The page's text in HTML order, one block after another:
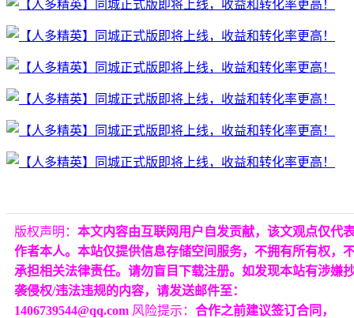
版权声明： 本文内容由互联网用户自发贡献，该文观点仅代
作者本人。本站仅提供信息存储空间服务，不拥有所有权，
承担相关法律责任。请勿盲目下载注册。如发现本站有涉嫌
袭侵权/违法违规的内容，请发送邮件至：
1406739544@qq.com 风险提示： 合作之前建议签订合同，